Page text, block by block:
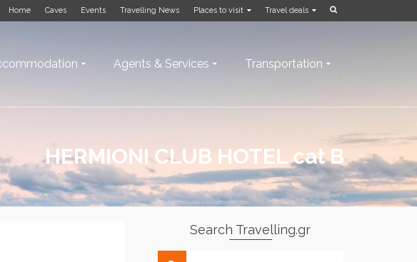
Home Caves Events Travelling News Places to visit Travel deals
Agents & Services Transportation
HERMIONI CLUB HOTEL cat B
Search Travelling.gr